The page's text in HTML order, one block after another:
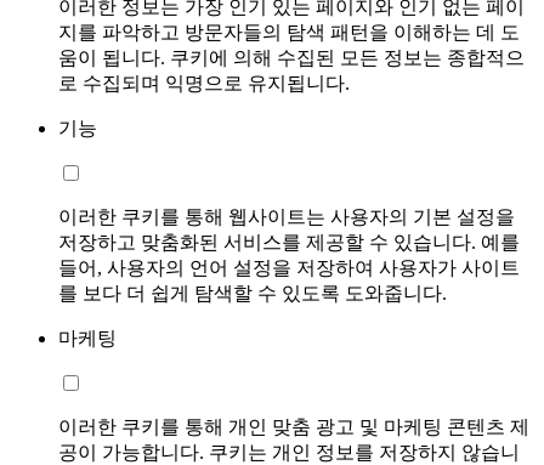
이러한 정보는 가장 인기 있는 페이지와 인기 없는 페이
지를 파악하고 방문자들의 탐색 패턴을 이해하는 데 도
움이 됩니다. 쿠키에 의해 수집된 모든 정보는 종합적으
로 수집되며 익명으로 유지됩니다.
기능
이러한 쿠키를 통해 웹사이트는 사용자의 기본 설정을
저장하고 맞춤화된 서비스를 제공할 수 있습니다. 예를
들어, 사용자의 언어 설정을 저장하여 사용자가 사이트
를 보다 더 쉽게 탐색할 수 있도록 도와줍니다.
마케팅
이러한 쿠키를 통해 개인 맞춤 광고 및 마케팅 콘텐츠 제
공이 가능합니다. 쿠키는 개인 정보를 저장하지 않습니